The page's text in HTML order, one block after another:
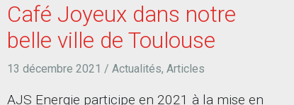
Café Joyeux dans notre
belle ville de Toulouse
13 décembre 2021 / Actualités, Articles
AJS Energie participe en 2021 à la mise en